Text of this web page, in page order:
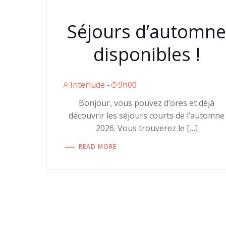
Séjours d’automne
disponibles !
Interlude -
9h00
Bonjour, vous pouvez d’ores et déjà
découvrir les séjours courts de l’automne
2026. Vous trouverez le […]
READ MORE